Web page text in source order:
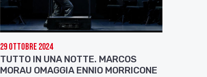
29 Ottobre 2024
TUTTO IN UNA NOTTE. MARCOS
MORAU OMAGGIA ENNIO MORRICONE